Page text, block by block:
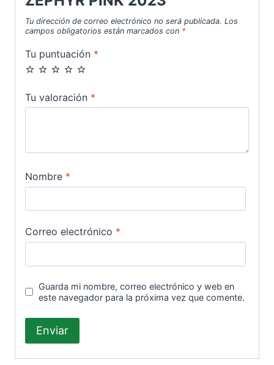
Tu dirección de correo electrónico no será publicada. Los
campos obligatorios están marcados con *
Tu puntuación *
Tu valoración *
Nombre *
Correo electrónico *
Guarda mi nombre, correo electrónico y web en
este navegador para la próxima vez que comente.